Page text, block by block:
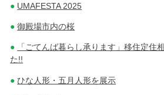
UMAFESTA 2025
御殿場市内の桜
「ごてんば暮らし承ります」移住定住
た!!
ひな人形・五月人形を展示